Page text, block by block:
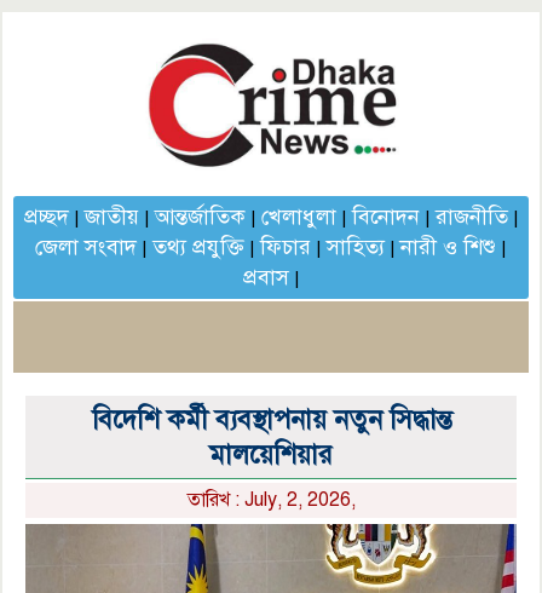
প্রচ্ছদ|জাতীয়|আন্তর্জাতিক| খেলাধুলা|বিনোদন|রাজনীতি|
জেলা সংবাদ|তথ্য প্রযুক্তি |ফিচার |সাহিত্য|নারী ও শিশু |
প্রবাস|
বিদেশি কর্মী ব্যবস্থাপনায় নতুন সিদ্ধান্ত
মালয়েশিয়ার
তারিখ : July, 2, 2026,